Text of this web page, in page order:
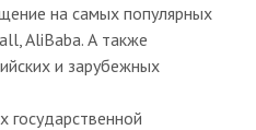
на самых популярных
AliBaba. А также
и зарубежных